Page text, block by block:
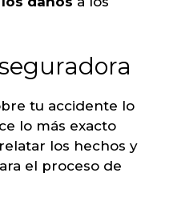
tu accidente lo
lo más exacto
los hechos y
el proceso de